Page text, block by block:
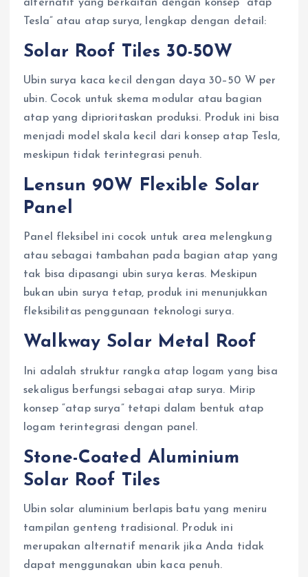
alternatif yang berkaitan dengan konsep “atap
Tesla” atau atap surya, lengkap dengan detail:
Solar Roof Tiles 30-50W
Ubin surya kaca kecil dengan daya 30–50 W per
ubin. Cocok untuk skema modular atau bagian
atap yang diprioritaskan produksi. Produk ini bisa
menjadi model skala kecil dari konsep atap Tesla,
meskipun tidak terintegrasi penuh.
Lensun 90W Flexible Solar
Panel
Panel fleksibel ini cocok untuk area melengkung
atau sebagai tambahan pada bagian atap yang
tak bisa dipasangi ubin surya keras. Meskipun
bukan ubin surya tetap, produk ini menunjukkan
fleksibilitas penggunaan teknologi surya.
Walkway Solar Metal Roof
Ini adalah struktur rangka atap logam yang bisa
sekaligus berfungsi sebagai atap surya. Mirip
konsep “atap surya” tetapi dalam bentuk atap
logam terintegrasi dengan panel.
Stone-Coated Aluminium
Solar Roof Tiles
Ubin solar aluminium berlapis batu yang meniru
tampilan genteng tradisional. Produk ini
merupakan alternatif menarik jika Anda tidak
dapat menggunakan ubin kaca penuh.